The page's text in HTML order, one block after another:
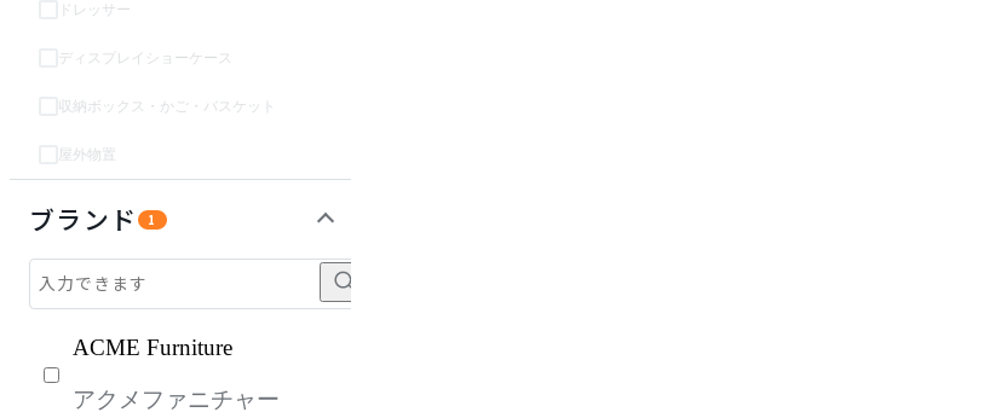
ドレッサー
ディスプレイショーケース
収納ボックス・かご・バスケット
屋外物置
ブランド 1
ACME Furniture
アクメファニチャー